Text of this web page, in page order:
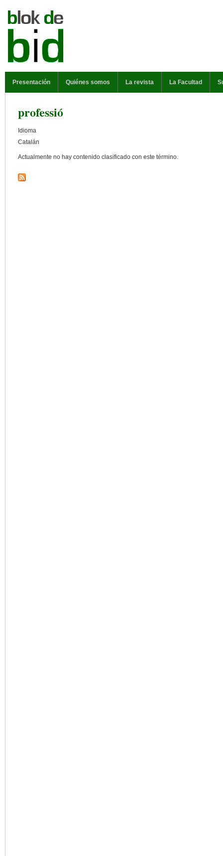
Presentación Quiénes somos La revista La Facultad
professió
Idioma
Catalán
Actualmente no hay contenido clasificado con este término.